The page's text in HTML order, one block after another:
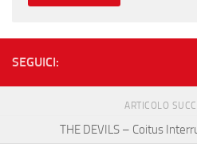
SEGUICI:
ARTICOLO
THE DEVILS – Coitus